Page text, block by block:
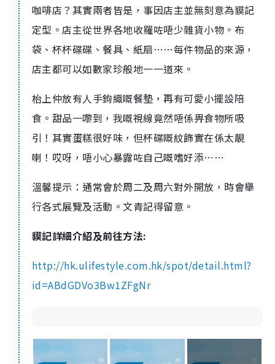
咖啡店？其實兩者皆是，事因店主並無刻意為貘記
定型。店主從世界各地收羅咗唔少雜貨小物。布
袋、杯杯碟碟、餐具、紙扇……每件物品的來源，
店主都可以如數家珍般地一一道來。
枱上仲放有人手鉤織嘅餐墊，再有可愛小擺設陪
食。甜品一嚟到，我嘅視線竟然唔係畀食物所吸
引！其實蛋糕很好味，但杯碟嘅紋飾實在係太靚
喇！哎呀，唔小心暴露咗自己嘅嗜好添……
溫馨提示：通常會於周二及周六對外開放，時會舉
行各式展覽及活動。文青記得留意。
貘記詳細介紹及前往方法:
http://hk.ulifestyle.com.hk/spot/detail.html?
id=ABdGDVo3Bw1ZFgNr